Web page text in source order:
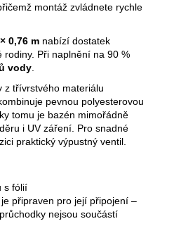
montáž zvládnete rychle
0,76 m nabízí dostatek
Při naplnění na 90 %
vody
z třívrstvého materiálu
pevnou polyesterovou
tomu je bazén mimořádně
i UV záření. Pro snadné
praktický výpustný ventil.
s fólií
připraven pro její připojení –
nejsou součástí